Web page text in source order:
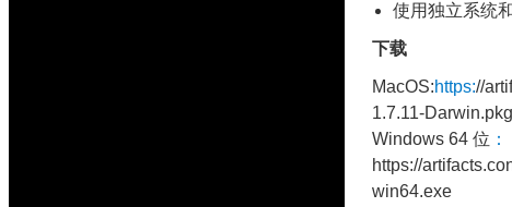
使用独立系统
下载
MacOS:https://
1.7.11-Darwin.pkg
Windows 64 位 ：
https://
win64.exe